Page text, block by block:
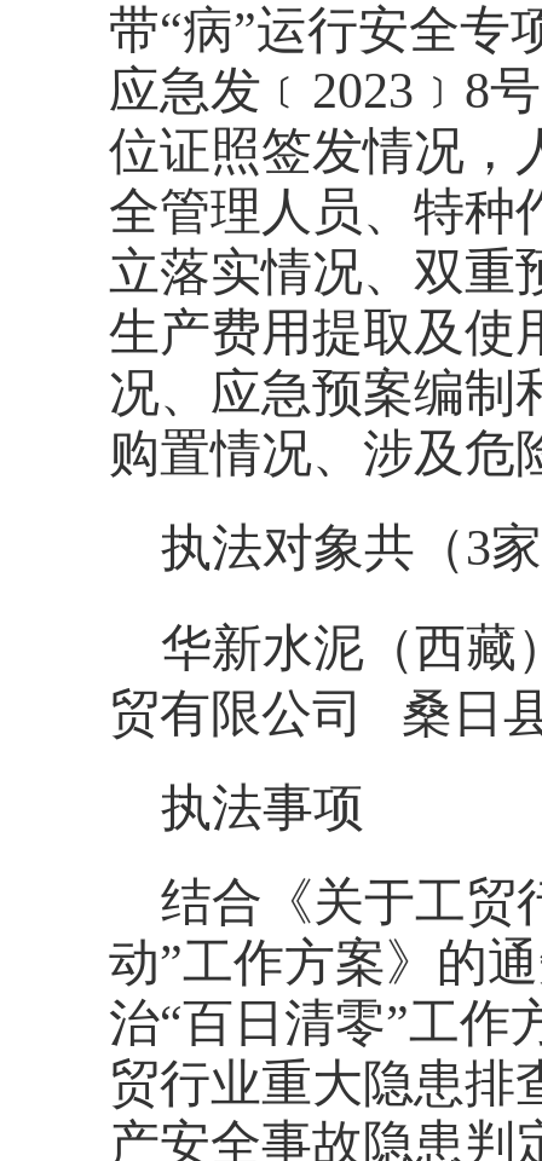
带“病”运行安全专
应急发﹝2023﹞8
位证照签发情况，
全管理人员、特种
立落实情况、双重
生产费用提取及使
况、应急预案编制
购置情况、涉及危
执法对象共（3
华新水泥（西藏
贸有限公司
桑日
执法事项
结合《关于工贸
动”工作方案》的
治“百日清零”工作
贸行业重大隐患排
产安全事故隐患判